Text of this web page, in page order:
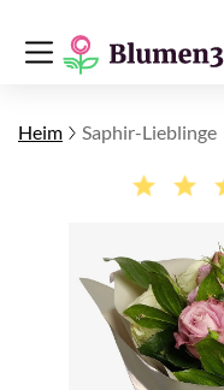
Heim Saphir-Lieblinge